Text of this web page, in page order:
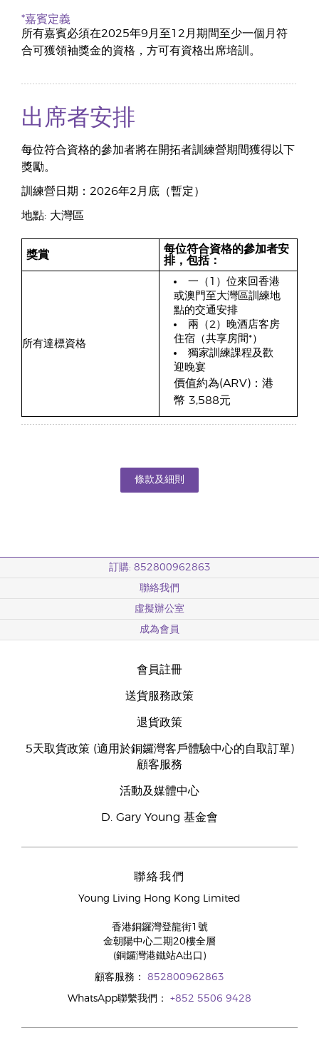
*嘉賓定義
所有嘉賓必須在2025年9月至12月期間至少一個月符
合可獲領袖獎金的資格，方可有資格出席培訓。
出席者安排
每位符合資格的參加者將在開拓者訓練營期間獲得以下
獎勵。
訓練營日期：2026年2月底（暫定）
地點: 大灣區
獎賞
每位符合資格的參加者安
排，包括：
所有達標資格
一（1）位來回香港
或澳門至大灣區訓練地
點的交通安排
兩（2）晚酒店客房
住宿（共享房間*）
獨家訓練課程及歡
迎晚宴
價值約為(ARV)：港
幣 3,588元
條款及細則
訂購: 852800962863
聯絡我們
虛擬辦公室
成為會員
會員註冊
送貨服務政策
退貨政策
5天取貨政策 (適用於銅鑼灣客戶體驗中心的自取訂單)
顧客服務
活動及媒體中心
D. Gary Young 基金會
聯絡我們
Young Living Hong Kong Limited
香港銅鑼灣登龍街1號
金朝陽中心二期20樓全層
(銅鑼灣港鐵站A出口)
顧客服務： 852800962863
WhatsApp聯繫我們： +852 5506 9428